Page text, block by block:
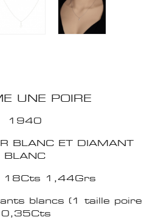
UNE POIRE
1940
BLANC ET DIAMANT
BLANC
18Cts 1,44Grs
blancs (1 taille poire
0,35Cts